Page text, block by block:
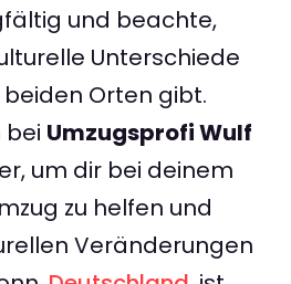
und beachte,
Unterschiede
Orten gibt.
bei Umzugsprofi Wulf
um dir bei deinem
zu helfen und
Veränderungen